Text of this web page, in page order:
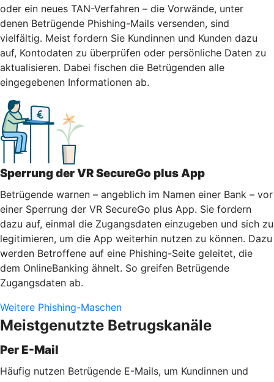
oder ein neues TAN-Verfahren – die Vorwände, unter
denen Betrügende Phishing-Mails versenden, sind
vielfältig. Meist fordern Sie Kundinnen und Kunden dazu
auf, Kontodaten zu überprüfen oder persönliche Daten zu
aktualisieren. Dabei fischen die Betrügenden alle
eingegebenen Informationen ab.
Sperrung der VR SecureGo plus App
Betrügende warnen – angeblich im Namen einer Bank – vor
einer Sperrung der VR SecureGo plus App. Sie fordern
dazu auf, einmal die Zugangsdaten einzugeben und sich zu
legitimieren, um die App weiterhin nutzen zu können. Dazu
werden Betroffene auf eine Phishing-Seite geleitet, die
dem OnlineBanking ähnelt. So greifen Betrügende
Zugangsdaten ab.
Weitere Phishing-Maschen
Meistgenutzte Betrugskanäle
Per E-Mail
Häufig nutzen Betrügende E-Mails, um Kundinnen und